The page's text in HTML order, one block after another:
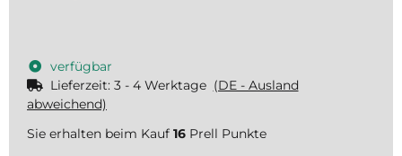
verfügbar
Lieferzeit: 3 - 4 Werktage (DE - Ausland
abweichend)
Sie erhalten beim Kauf 16 Prell Punkte